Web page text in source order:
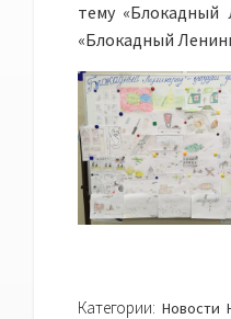
тему «Блокадный
«Блокадный
Категории: Новости